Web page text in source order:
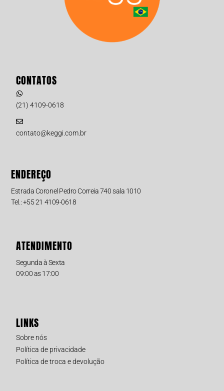
CONTATOS
(21) 4109-0618
contato@keggi.com.br
ENDEREÇO
Estrada Coronel Pedro Correia 740 sala 1010
Tel.: +55 21 4109-0618
ATENDIMENTO
Segunda à Sexta
09:00 as 17:00
LINKS
Sobre nós
Política de privacidade
Política de troca e devolução